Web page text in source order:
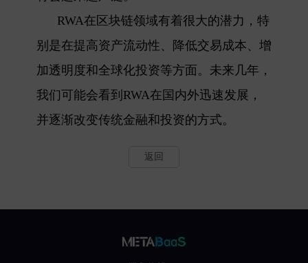
RWA在区块链领域有着很大的潜力，特
别是在提高资产流动性、降低交易成本、增
加透明度和全球化投资等方面。未来几年，
我们可能会看到RWA在国内外迅速发展，
并逐渐改变传统金融和投资的方式。
返回